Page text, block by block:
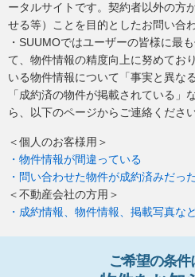
ータルサイトです。契約者以外の方
せる等）ことを目的としたお問い合
・SUUMOではユーザーの皆様に最
て、物件情報の精度向上に努めてお
いる物件情報について「事実と異な
「成約済の物件が掲載されている」
ら、以下のページからご連絡くださ
＜個人のお客様用＞
・物件情報が間違っている
・問い合わせた物件が成約済みだっ
＜不動産会社の方用＞
・成約情報、物件情報、掲載写真な
ご希望の条件